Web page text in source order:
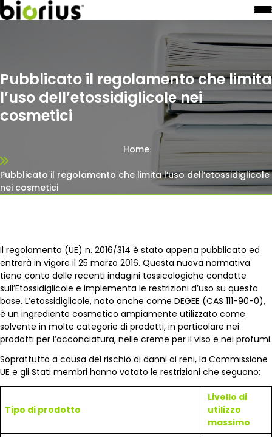
Pubblicato il regolamento che limita
l’uso dell’etossidiglicole nei
cosmetici
Home
Pubblicato il regolamento che limita l’uso dell’etossidiglicole
nei cosmetici
Il regolamento (UE) n. 2016/314 è stato appena pubblicato ed
entrerà in vigore il 25 marzo 2016. Questa nuova normativa
tiene conto delle recenti indagini tossicologiche condotte
sull’Etossidiglicole e implementa le restrizioni d’uso su questa
base. L’etossidiglicole, noto anche come DEGEE (CAS 111-90-0),
è un ingrediente cosmetico ampiamente utilizzato come
solvente in molte categorie di prodotti, in particolare nei
prodotti per l’acconciatura, nelle creme per il viso e nei profumi.
Soprattutto a causa del rischio di danni ai reni, la Commissione
UE e gli Stati membri hanno votato le restrizioni che seguono:
Tipo di prodotto
Livello di
utilizzo
massimo